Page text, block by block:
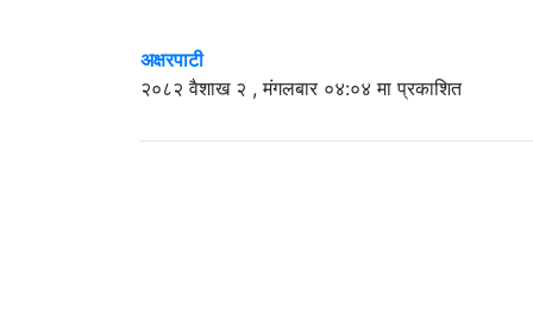
अक्षरपाटी
२०८२ वैशाख २ , मंगलबार ०४:०४ मा प्रकाशित